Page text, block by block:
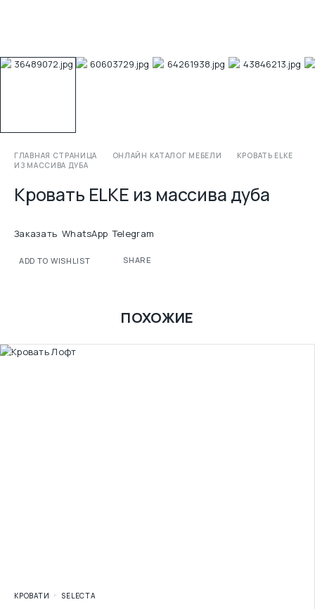
ГЛАВНАЯ СТРАНИЦА ОНЛАЙН КАТАЛОГ МЕБЕЛИ
КРОВАТЬ ELKE
ИЗ МАССИВА ДУБА
Кровать ELKE из массива дуба
Заказать WhatsApp Telegram
ADD TO WISHLIST SHARE
ПОХОЖИЕ
КРОВАТИ SELECTA